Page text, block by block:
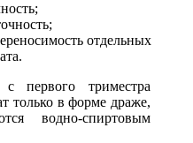
отдельных
первого триместра
только в форме драже,
водно-спиртовым